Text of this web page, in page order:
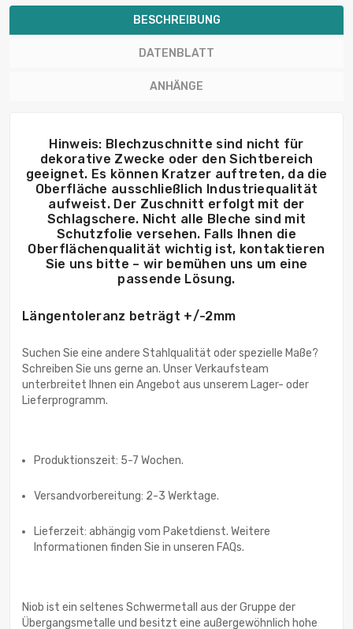
BESCHREIBUNG
DATENBLATT
ANHÄNGE
Hinweis: Blechzuschnitte sind nicht für
dekorative Zwecke oder den Sichtbereich
geeignet. Es können Kratzer auftreten, da die
Oberfläche ausschließlich Industriequalität
aufweist. Der Zuschnitt erfolgt mit der
Schlagschere. Nicht alle Bleche sind mit
Schutzfolie versehen. Falls Ihnen die
Oberflächenqualität wichtig ist, kontaktieren
Sie uns bitte – wir bemühen uns um eine
passende Lösung.
Längentoleranz beträgt +/-2mm
Suchen Sie eine andere Stahlqualität oder spezielle Maße?
Schreiben Sie uns gerne an. Unser Verkaufsteam
unterbreitet Ihnen ein Angebot aus unserem Lager- oder
Lieferprogramm.
Produktionszeit: 5-7 Wochen.
Versandvorbereitung: 2-3 Werktage.
Lieferzeit: abhängig vom Paketdienst. Weitere
Informationen finden Sie in unseren FAQs.
Niob ist ein seltenes Schwermetall aus der Gruppe der
Übergangsmetalle und besitzt eine außergewöhnlich hohe